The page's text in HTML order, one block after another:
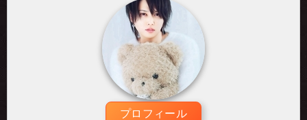
プロフィール